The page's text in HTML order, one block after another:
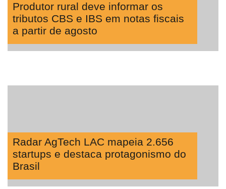
Produtor rural deve informar os
tributos CBS e IBS em notas fiscais
a partir de agosto
Radar AgTech LAC mapeia 2.656
startups e destaca protagonismo do
Brasil